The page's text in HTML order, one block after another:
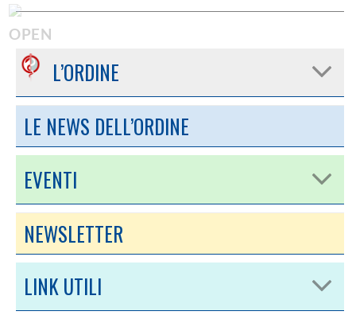
L’ORDINE
LE NEWS DELL’ORDINE
EVENTI
NEWSLETTER
LINK UTILI